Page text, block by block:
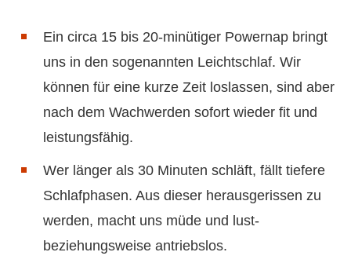
Ein circa 15 bis 20-minütiger Powernap bringt
uns in den sogenannten Leichtschlaf. Wir
können für eine kurze Zeit loslassen, sind aber
nach dem Wachwerden sofort wieder fit und
leistungsfähig.
Wer länger als 30 Minuten schläft, fällt tiefere
Schlafphasen. Aus dieser herausgerissen zu
werden, macht uns müde und lust-
beziehungsweise antriebslos.